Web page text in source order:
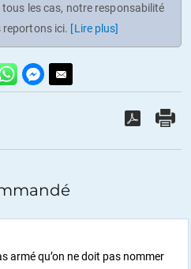
tous les cas, notre responsabilité
ici. [Lire plus]
armé qu’on ne doit pas nommer